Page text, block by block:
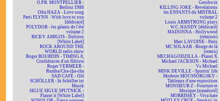
O.P.R. MONTPELLIER -
Berlioz 1988
Ofra HAZA - Love song
Patti FLYNN - With love to you
[dédicacé]
POLYDOR - les géants de l'été
volume 2
RICKY AMIGOS - Delirios
[White Label]
ROCK AROUND THE
WORLD radio show
Roger BOURDIN - TIMING 8,
Confidences d'un flûtiste
Roger VERMEER -
Rumba/Cha-cha-cha
SAD CAFÉ - Olé
SCHÖLLER - In Schöller ist
Musik
SIGUE SIGUE SPUTNICK -
Flaunt it [White Label]
Gershwin
KILLING JOKE - Revelations
les ENFANTS du MISTRAL
volume 2
Louis ARMSTRONG plays
W.C. HANDY [dédicacé]
MADONNA - Hollywood
(remixes)
Marc LAVOINE - Paris
MC SOLAAR - Bouge de là
(remix)
MECHAGODZILLA - Planet X
Michael JACKSON - Michael
Vs Michael
MINK DEVILLE - Sportin' life
Modeste MOUSSORGSKY -
Tableaux d'une exposition
MONSIEUR Z - Fourrure et
Musique [numéroté]
MORRISSEY - Viva hate